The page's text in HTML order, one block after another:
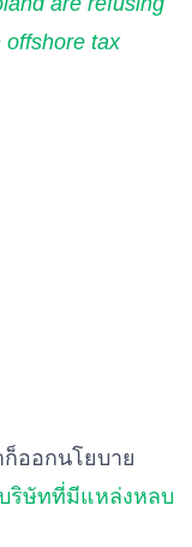
offshore tax
ออกนโยบาย
ริษัทที่มีแหล่งหลบ